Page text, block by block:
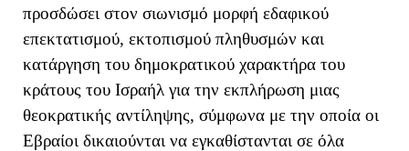
προσδώσει στον σιωνισμό μορφή εδαφικού
επεκτατισμού, εκτοπισμού πληθυσμών και
κατάργηση του δημοκρατικού χαρακτήρα του
κράτους του Ισραήλ για την εκπλήρωση μιας
θεοκρατικής αντίληψης, σύμφωνα με την οποία οι
Εβραίοι δικαιούνται να εγκαθίστανται σε όλα